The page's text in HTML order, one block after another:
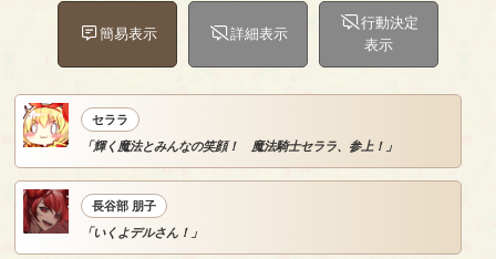
簡易表示 詳細表示
行動決定
表示
セララ
「輝く魔法とみんなの笑顔！ 魔法騎士セララ、参上！」
長谷部 朋子
「いくよデルさん！」